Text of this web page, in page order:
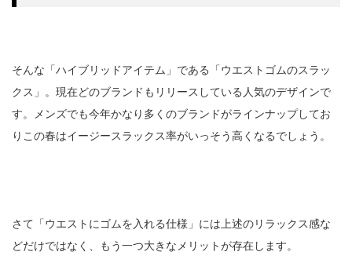
そんな「ハイブリッドアイテム」である「ウエストゴムのスラッ
クス」。現在どのブランドもリリースしている人気のデザインで
す。メンズでも今年かなり多くのブランドがラインナップしてお
りこの春はイージースラックス率がいっそう高くなるでしょう。
さて「ウエストにゴムを入れる仕様」には上述のリラックス感な
どだけではなく、もう一つ大きなメリットが存在します。